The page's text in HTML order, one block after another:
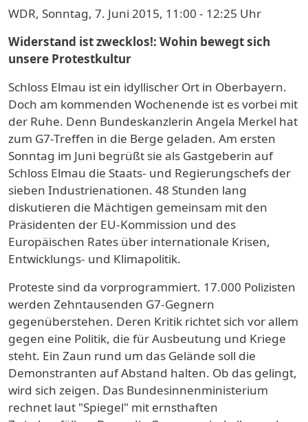
WDR, Sonntag, 7. Juni 2015, 11:00 - 12:25 Uhr
Widerstand ist zwecklos!: Wohin bewegt sich
unsere Protestkultur
Schloss Elmau ist ein idyllischer Ort in Oberbayern.
Doch am kommenden Wochenende ist es vorbei mit
der Ruhe. Denn Bundeskanzlerin Angela Merkel hat
zum G7-Treffen in die Berge geladen. Am ersten
Sonntag im Juni begrüßt sie als Gastgeberin auf
Schloss Elmau die Staats- und Regierungschefs der
sieben Industrienationen. 48 Stunden lang
diskutieren die Mächtigen gemeinsam mit den
Präsidenten der EU-Kommission und des
Europäischen Rates über internationale Krisen,
Entwicklungs- und Klimapolitik.
Proteste sind da vorprogrammiert. 17.000 Polizisten
werden Zehntausenden G7-Gegnern
gegenüberstehen. Deren Kritik richtet sich vor allem
gegen eine Politik, die für Ausbeutung und Kriege
steht. Ein Zaun rund um das Gelände soll die
Demonstranten auf Abstand halten. Ob das gelingt,
wird sich zeigen. Das Bundesinnenministerium
rechnet laut "Spiegel" mit ernsthaften